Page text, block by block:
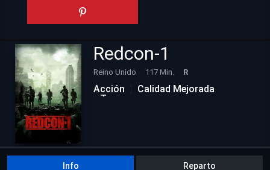
Redcon-1
Reino Unido 117 Min. R
Acción
Calidad Mejorada
Terror
Info Reparto